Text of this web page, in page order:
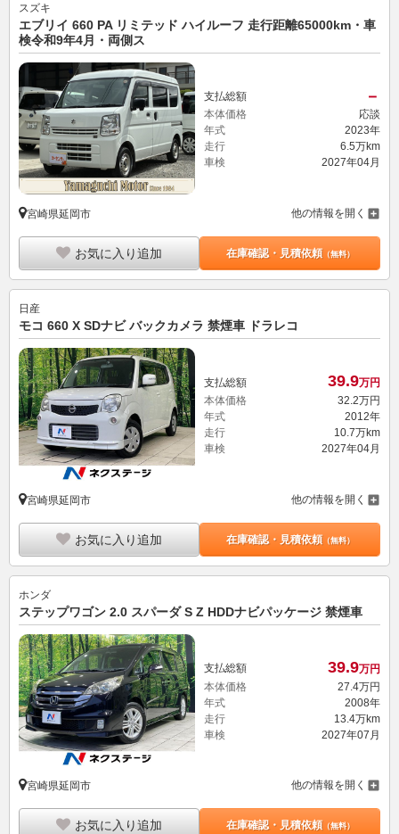
スズキ
エブリイ 660 PA リミテッド ハイルーフ 走行距離65000km・車
検令和9年4月・両側ス
支払総額 －
本体価格
応談
年式
2023年
走行
6.5万km
車検
2027年04月
宮崎県延岡市 他の情報を開く
お気に入り追加 在庫確認・見積依頼（無料）
日産
モコ 660 X SDナビ バックカメラ 禁煙車 ドラレコ
支払総額 39.9万円
本体価格
32.2万円
年式
2012年
走行
10.7万km
車検
2027年04月
宮崎県延岡市 他の情報を開く
お気に入り追加 在庫確認・見積依頼（無料）
ホンダ
ステップワゴン 2.0 スパーダ S Z HDDナビパッケージ 禁煙車
支払総額 39.9万円
本体価格
27. 4万円
年式
2008年
走行
13.4万km
車検
2027年07月
宮崎県延岡市 他の情報を開く
お気に入り追加 在庫確認・見積依頼（無料）